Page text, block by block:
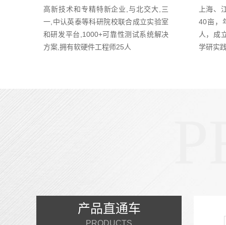
高新技术和专精特新企业,与北交大,三
一,中认英泰等科研院校联合成立实验室
和研发平台,1000+可靠性测试系统解决
方案,拥有软硬件工程师25人
上海、
40亩，
人，成
学研实
产品直通车
PRODUCTS